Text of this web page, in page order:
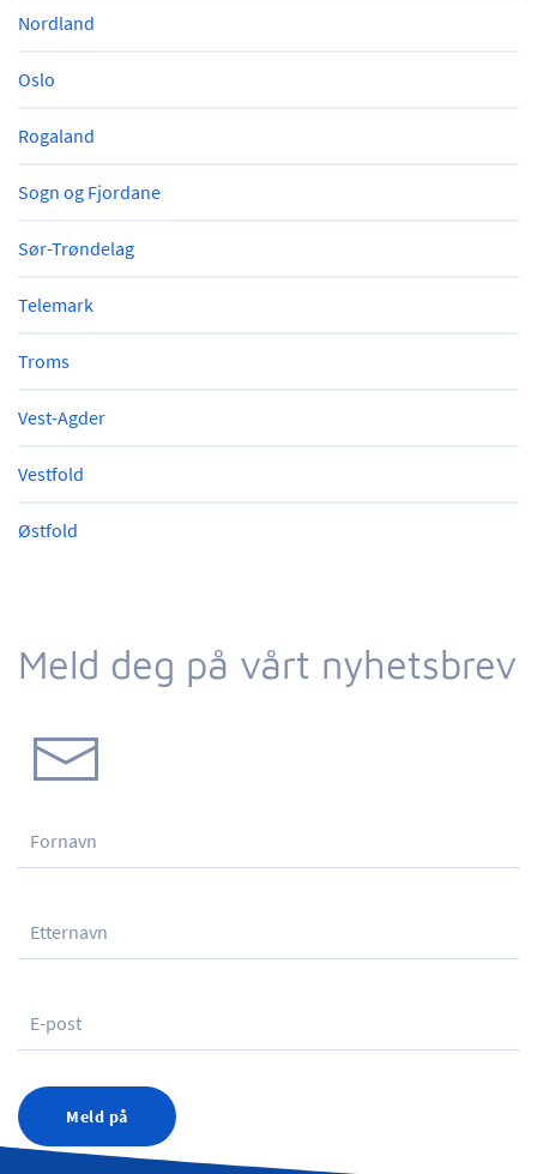
Nordland
Oslo
Rogaland
Sogn og Fjordane
Sør-Trøndelag
Telemark
Troms
Vest-Agder
Vestfold
Østfold
Meld deg på vårt nyhetsbrev
Meld på